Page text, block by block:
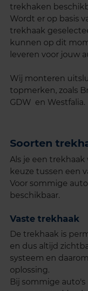
trekhaken
Wordt er op basis
trekhaak
kunnen op dit
leveren voor jouw
Wij monteren
topmerken, zoals
GDW en Westfalia.
Soorten
Als je een
keuze tussen een
Voor sommige
beschikbaar.
Vaste trekhaak
De trekhaak is
en dus altijd
systeem en
oplossing.
Bij sommige